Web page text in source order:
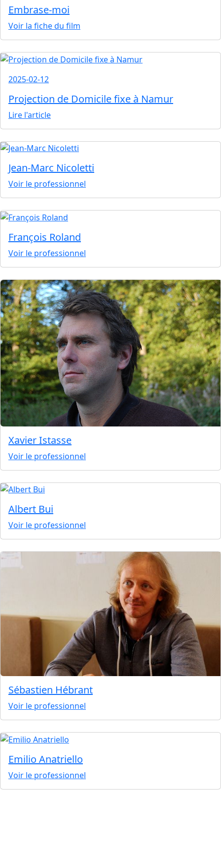
Embrase-moi
Voir la fiche du film
2025-02-12
Projection de Domicile fixe à Namur
Lire l'article
Jean-Marc Nicoletti
Voir le professionnel
François Roland
Voir le professionnel
Xavier Istasse
Voir le professionnel
Albert Bui
Voir le professionnel
Sébastien Hébrant
Voir le professionnel
Emilio Anatriello
Voir le professionnel